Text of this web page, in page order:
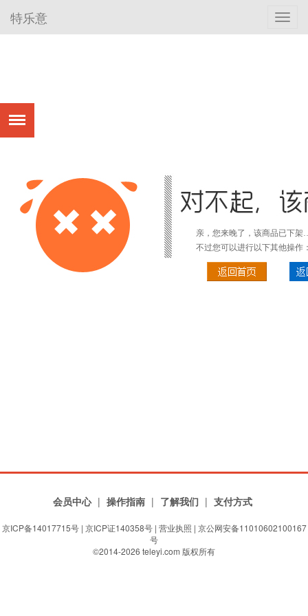
特乐意
亲，您来晚了，该商品已下
不过您可以进行以下其他操作
会员中心 | 操作指南 | 了解我们 | 支付方式
京ICP备14017715号| 京ICP证140358号| 营业执照 | 京公网安备11010602100167
号
©2014-2026 teleyi.com 版权所有